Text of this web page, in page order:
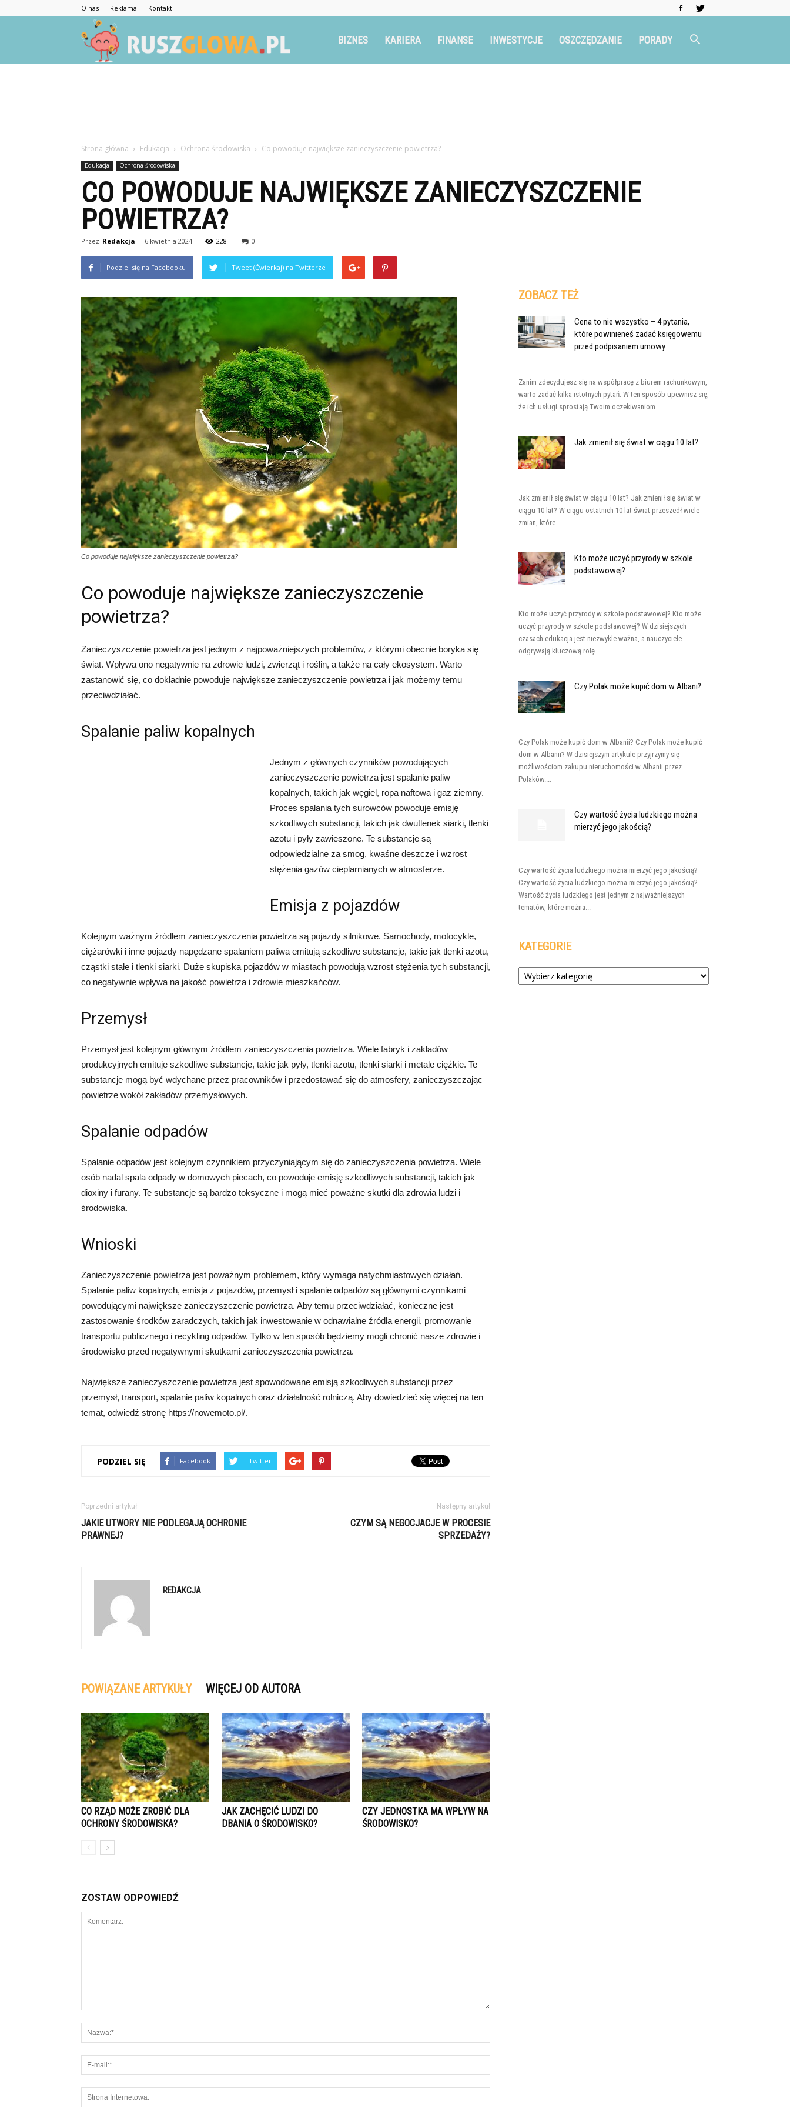
O nas Reklama Kontakt
Ruszglowa.plBIZNES KARIERA FINANSE INWESTYCJE OSZCZĘDZANIE PORADY
Strona główna Edukacja Ochrona środowiska Co powoduje największe zanieczyszczenie powietrza?
Edukacja Ochrona środowiska
CO POWODUJE NAJWIĘKSZE ZANIECZYSZCZENIE
POWIETRZA?
Przez Redakcja - 6 kwietnia 2024 228 0
Podziel się na Facebooku Tweet (Ćwierkaj) na Twitterze
Co powoduje największe zanieczyszczenie powietrza?
Co powoduje największe zanieczyszczenie
powietrza?
Zanieczyszczenie powietrza jest jednym z najpoważniejszych problemów, z którymi obecnie boryka się
świat. Wpływa ono negatywnie na zdrowie ludzi, zwierząt i roślin, a także na cały ekosystem. Warto
zastanowić się, co dokładnie powoduje największe zanieczyszczenie powietrza i jak możemy temu
przeciwdziałać.
Spalanie paliw kopalnych
Jednym z głównych czynników powodujących
zanieczyszczenie powietrza jest spalanie paliw
kopalnych, takich jak węgiel, ropa naftowa i gaz ziemny.
Proces spalania tych surowców powoduje emisję
szkodliwych substancji, takich jak dwutlenek siarki, tlenki
azotu i pyły zawieszone. Te substancje są
odpowiedzialne za smog, kwaśne deszcze i wzrost
stężenia gazów cieplarnianych w atmosferze.
Emisja z pojazdów
Kolejnym ważnym źródłem zanieczyszczenia powietrza są pojazdy silnikowe. Samochody, motocykle,
ciężarówki i inne pojazdy napędzane spalaniem paliwa emitują szkodliwe substancje, takie jak tlenki azotu,
cząstki stałe i tlenki siarki. Duże skupiska pojazdów w miastach powodują wzrost stężenia tych substancji,
co negatywnie wpływa na jakość powietrza i zdrowie mieszkańców.
Przemysł
Przemysł jest kolejnym głównym źródłem zanieczyszczenia powietrza. Wiele fabryk i zakładów
produkcyjnych emituje szkodliwe substancje, takie jak pyły, tlenki azotu, tlenki siarki i metale ciężkie. Te
substancje mogą być wdychane przez pracowników i przedostawać się do atmosfery, zanieczyszczając
powietrze wokół zakładów przemysłowych.
Spalanie odpadów
Spalanie odpadów jest kolejnym czynnikiem przyczyniającym się do zanieczyszczenia powietrza. Wiele
osób nadal spala odpady w domowych piecach, co powoduje emisję szkodliwych substancji, takich jak
dioxiny i furany. Te substancje są bardzo toksyczne i mogą mieć poważne skutki dla zdrowia ludzi i
środowiska.
Wnioski
Zanieczyszczenie powietrza jest poważnym problemem, który wymaga natychmiastowych działań.
Spalanie paliw kopalnych, emisja z pojazdów, przemysł i spalanie odpadów są głównymi czynnikami
powodującymi największe zanieczyszczenie powietrza. Aby temu przeciwdziałać, konieczne jest
zastosowanie środków zaradczych, takich jak inwestowanie w odnawialne źródła energii, promowanie
transportu publicznego i recykling odpadów. Tylko w ten sposób będziemy mogli chronić nasze zdrowie i
środowisko przed negatywnymi skutkami zanieczyszczenia powietrza.
Największe zanieczyszczenie powietrza jest spowodowane emisją szkodliwych substancji przez
przemysł, transport, spalanie paliw kopalnych oraz działalność rolniczą. Aby dowiedzieć się więcej na ten
temat, odwiedź stronę https://nowemoto.pl/.
PODZIEL SIĘ Facebook Twitter
Poprzedni artykuł
JAKIE UTWORY NIE PODLEGAJĄ OCHRONIE
PRAWNEJ?
Następny artykuł
CZYM SĄ NEGOCJACJE W PROCESIE
SPRZEDAŻY?
REDAKCJA
POWIĄZANE ARTYKUŁY WIĘCEJ OD AUTORA
CO RZĄD MOŻE ZROBIĆ DLA
OCHRONY ŚRODOWISKA?
JAK ZACHĘCIĆ LUDZI DO
DBANIA O ŚRODOWISKO?
CZY JEDNOSTKA MA WPŁYW NA
ŚRODOWISKO?
ZOSTAW ODPOWIEDŹ
ZOBACZ TEŻ
Cena to nie wszystko – 4 pytania,
które powinieneś zadać księgowemu
przed podpisaniem umowy
Zanim zdecydujesz się na współpracę z biurem rachunkowym,
warto zadać kilka istotnych pytań. W ten sposób upewnisz się,
że ich usługi sprostają Twoim oczekiwaniom....
Jak zmienił się świat w ciągu 10 lat?
Jak zmienił się świat w ciągu 10 lat? Jak zmienił się świat w
ciągu 10 lat? W ciągu ostatnich 10 lat świat przeszedł wiele
zmian, które...
Kto może uczyć przyrody w szkole
podstawowej?
Kto może uczyć przyrody w szkole podstawowej? Kto może
uczyć przyrody w szkole podstawowej? W dzisiejszych
czasach edukacja jest niezwykle ważna, a nauczyciele
odgrywają kluczową rolę...
Czy Polak może kupić dom w Albani?
Czy Polak może kupić dom w Albanii? Czy Polak może kupić
dom w Albanii? W dzisiejszym artykule przyjrzymy się
możliwościom zakupu nieruchomości w Albanii przez
Polaków....
Czy wartość życia ludzkiego można
mierzyć jego jakością?
Czy wartość życia ludzkiego można mierzyć jego jakością?
Czy wartość życia ludzkiego można mierzyć jego jakością?
Wartość życia ludzkiego jest jednym z najważniejszych
tematów, które można...
KATEGORIE
Kategorie